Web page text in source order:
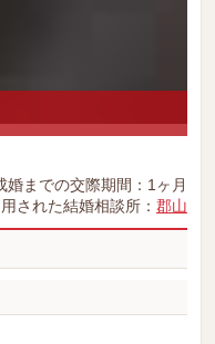
婚までの交際期間：1ヶ月
された結婚相談所： 郡山